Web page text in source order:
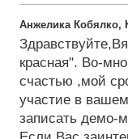
Анжелика Кобялко,
красная". Во-
счастью ,мой
участие в
записать демо-